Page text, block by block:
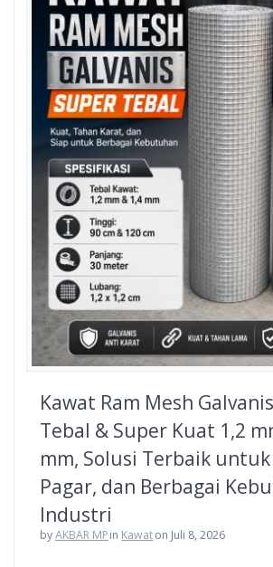
Kawat Ram Mesh
Tebal & Super Kuat 1,2
mm, Solusi Terbaik
Pagar, dan Berbagai
Industri
byAKBAR MPin Kawaton Juli 8, 2026